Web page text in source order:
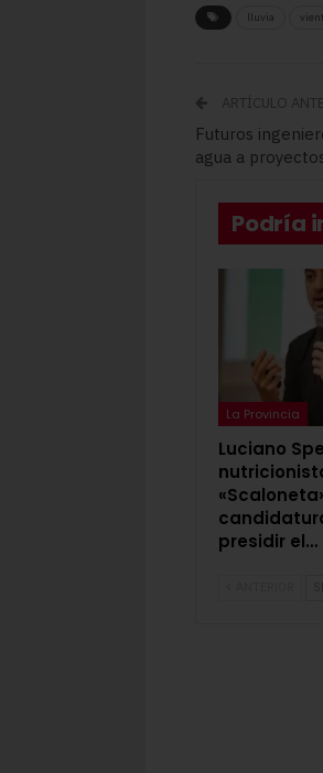
lluvia
ARTÍCULO
Futuros
agua a
Podría
La Provincia
Luciano
presidir el…